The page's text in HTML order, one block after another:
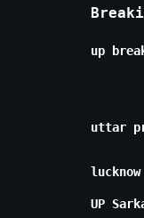
up
uttar
UP